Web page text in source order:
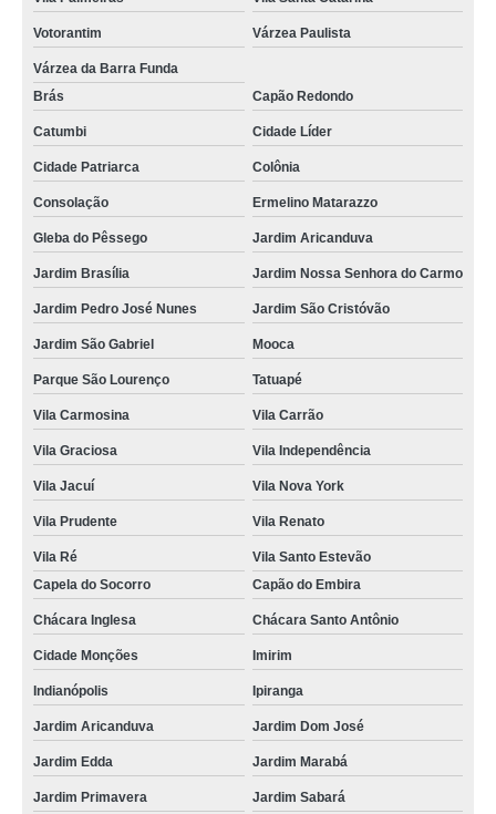
Votorantim Várzea Paulista
Várzea da Barra Funda
Brás
Capão Redondo
Catumbi Cidade Líder
Cidade Patriarca Colônia
Consolação Ermelino Matarazzo
Gleba do Pêssego Jardim Aricanduva
Jardim Brasília Jardim Nossa Senhora do Carmo
Jardim Pedro José Nunes Jardim São Cristóvão
Jardim São Gabriel Mooca
Parque São Lourenço Tatuapé
Vila Carmosina Vila Carrão
Vila Graciosa Vila Independência
Vila Jacuí Vila Nova York
Vila Prudente Vila Renato
Vila Ré
Vila Santo Estevão
Capela do Socorro
Capão do Embira
Chácara Inglesa Chácara Santo Antônio
Cidade Monções Imirim
Indianópolis Ipiranga
Jardim Aricanduva Jardim Dom José
Jardim Edda Jardim Marabá
Jardim Primavera Jardim Sabará